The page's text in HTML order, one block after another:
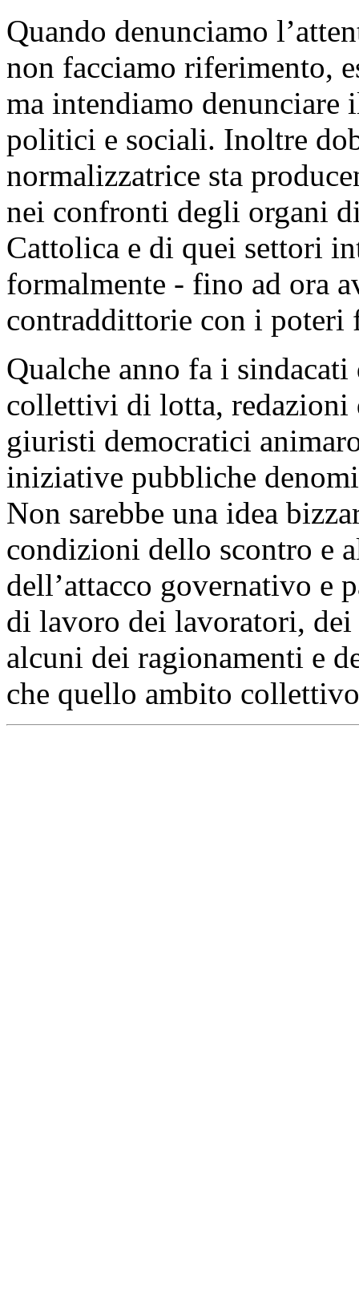
Quando denunciamo
non facciamo riferimento,
ma intendiamo
politici e sociali. Inoltre
normalizzatrice sta
nei confronti degli organi
Cattolica e di quei settori
formalmente - fino ad ora
contraddittorie con i poteri
Qualche anno fa i
collettivi di lotta, redazioni
giuristi democratici
iniziative pubbliche
Non sarebbe una idea
condizioni dello scontro e
dell’attacco governativo e
di lavoro dei lavoratori,
alcuni dei ragionamenti e
che quello ambito